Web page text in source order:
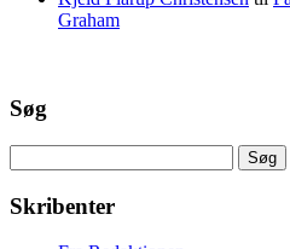
Graham
Søg
efter:
Skribenter